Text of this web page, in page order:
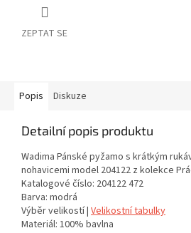
ZEPTAT SE
Popis Diskuze
Detailní popis produktu
Wadima Pánské pyžamo s krátkým
nohavicemi model 204122 z kolekce
Katalogové číslo: 204122 472
Barva: modrá
Výběr velikostí | Velikostní tabulky
Materiál: 100% bavlna